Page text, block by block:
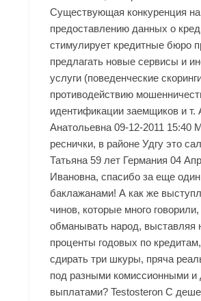
Существующая конкуренция
предоставлению данных о
стимулирует кредитные бюро
предлагать новые сервисы и
услуги (поведенческие
противодействию
идентификации заемщиков и т.
Анатольевна 09-12-2011 15:40
реснички, в районе Удгу это
Татьяна 59 лет Германия 04
Ивановна, спасибо за еще
баклажанами! А как же
чинов, которые много говорили,
обманывать народ, выставляя
проценты годовых по
сдирать три шкуры, пряча
под разными комиссионными и
выплатами? Testosteron C